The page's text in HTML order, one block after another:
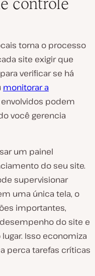
torna o processo
site exigir que
verificar se há
monitorar a
podem
você gerencia
um painel
do seu site.
supervisionar
uma única tela, o
importantes,
do site e
Isso economiza
perca tarefas críticas